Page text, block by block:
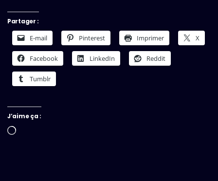
Partager :
E-mail Pinterest Imprimer X
Facebook LinkedIn Reddit
Tumblr
J’aime ça :
Chargement…